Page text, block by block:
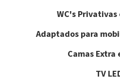
WC's Privativas
Adaptados para
Camas Extra
TV